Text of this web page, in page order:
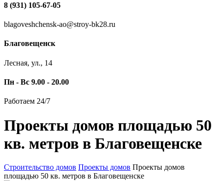
8 (931) 105-67-05
blagoveshchensk-ao@stroy-bk28.ru
Благовещенск
Лесная, ул., 14
Пн - Вс 9.00 - 20.00
Работаем 24/7
Проекты домов площадью 50
кв. метров в Благовещенске
Строительство домов Проекты домов Проекты домов
площадью 50 кв. метров в Благовещенске